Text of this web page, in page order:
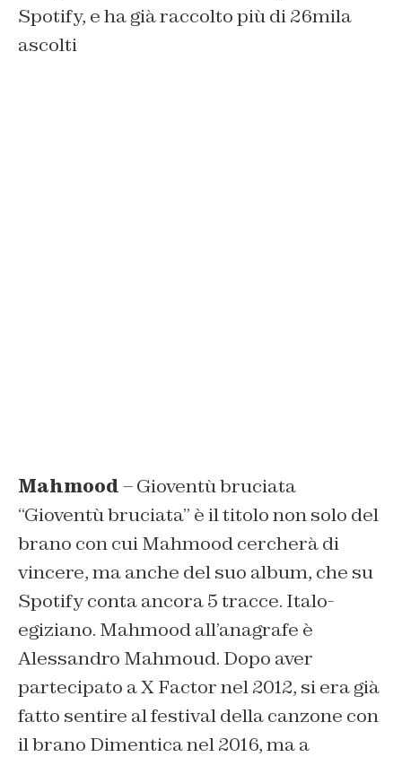
Spotify, e ha già raccolto più di 26mila
ascolti
Mahmood– Gioventù bruciata
“Gioventù bruciata” è il titolo non solo del
brano con cui Mahmood cercherà di
vincere, ma anche del suo album, che su
Spotify conta ancora 5 tracce. Italo-
egiziano. Mahmood all’anagrafe è
Alessandro Mahmoud. Dopo aver
partecipato a X Factor nel 2012, si era già
fatto sentire al festival della canzone con
il brano Dimentica nel 2016, ma a